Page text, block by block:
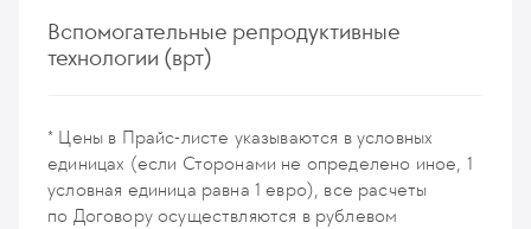
репродуктолога с проведением УЗ-исследования
состояния матки и яичников (первичный, повторный)
Прием (осмотр, консультация) врача гинеколога-
репродуктолога/доноры/суррогатные матери
(первичный, повторный)
130 у. е.12 350₽
Вспомогательные репродуктивные
технологии (врт)
116 у. е. 11 020₽
Повторная искусственная инсеминация (1 раз)
у. е.
* Цены в Прайс-листе указываются в условных
единицах (если Сторонами не определено иное, 1
условная единица равна 1 евро), все расчеты
по Договору осуществляются в рублевом